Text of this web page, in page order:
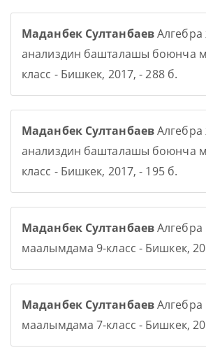
Маданбек СултанбаевАлгебра
анализдин башталашы боюнча
класс - Бишкек, 2017, - 288 б.
Маданбек СултанбаевАлгебра
анализдин башталашы боюнча
класс - Бишкек, 2017, - 195 б.
Маданбек Султанбаев
маалымдама 9-класс - Бишкек,
Маданбек Султанбаев
маалымдама 7-класс - Бишкек,